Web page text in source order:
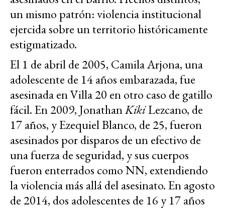
un mismo patrón: violencia institucional
ejercida sobre un territorio históricamente
estigmatizado.
El 1 de abril de 2005, Camila Arjona, una
adolescente de 14 años embarazada, fue
asesinada en Villa 20 en otro caso de gatillo
fácil. En 2009, JonathanKikiLezcano, de
17 años, y Ezequiel Blanco, de 25, fueron
asesinados por disparos de un efectivo de
una fuerza de seguridad, y sus cuerpos
fueron enterrados como NN, extendiendo
la violencia más allá del asesinato. En agosto
de 2014, dos adolescentes de 16 y 17 años